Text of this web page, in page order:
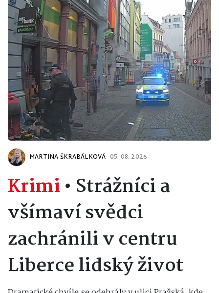
MARTINA ŠKRABÁLKOVÁ 05. 08. 2026
Krimi• Strážníci a
všímaví svědci
zachránili v centru
Liberce lidský život